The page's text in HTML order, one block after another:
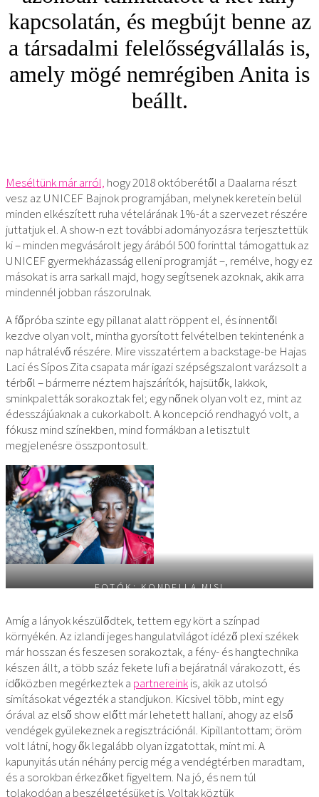
kapcsolatán, és megbújt benne az
a társadalmi felelősségvállalás is,
amely mögé nemrégiben Anita is
beállt.
Meséltünk már arról, hogy 2018 októberétől a Daalarna részt
vesz az UNICEF Bajnok programjában, melynek keretein belül
minden elkészített ruha vételárának 1%-át a szervezet részére
juttatjuk el. A show-n ezt további adományozásra terjesztettük
ki – minden megvásárolt jegy árából 500 forinttal támogattuk az
UNICEF gyermekházasság elleni programját –, remélve, hogy ez
másokat is arra sarkall majd, hogy segítsenek azoknak, akik arra
mindennél jobban rászorulnak.
A főpróba szinte egy pillanat alatt röppent el, és innentől
kezdve olyan volt, mintha gyorsított felvételben tekintenénk a
nap hátralévő részére. Mire visszatértem a backstage-be Hajas
Laci és Sípos Zita csapata már igazi szépségszalont varázsolt a
térből – bármerre néztem hajszárítók, hajsütők, lakkok,
sminkpaletták sorakoztak fel; egy nőnek olyan volt ez, mint az
édesszájúaknak a cukorkabolt. A koncepció rendhagyó volt, a
fókusz mind színekben, mind formákban a letisztult
megjelenésre összpontosult.
FOTÓK: KONDELLA MISI
Amíg a lányok készülődtek, tettem egy kört a színpad
környékén. Az izlandi jeges hangulatvilágot idéző plexi székek
már hosszan és feszesen sorakoztak, a fény- és hangtechnika
készen állt, a több száz fekete lufi a bejáratnál várakozott, és
időközben megérkeztek a partnereinkis, akik az utolsó
simításokat végezték a standjukon. Kicsivel több, mint egy
órával az első show előtt már lehetett hallani, ahogy az első
vendégek gyülekeznek a regisztrációnál. Kipillantottam; öröm
volt látni, hogy ők legalább olyan izgatottak, mint mi. A
kapunyitás után néhány percig még a vendégtérben maradtam,
és a sorokban érkezőket figyeltem. Na jó, és nem túl
tolakodóan a beszélgetésüket is. Voltak köztük